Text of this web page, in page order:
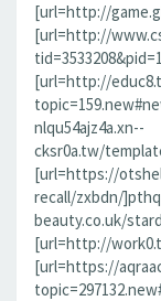
[url=http://
[url=http://
[url=http://
nlqu54ajz4a.xn--
cksr0a.tw/
[url=https://
recall/zxbdn/
beauty.co.uk/
[url=http://
[url=https://